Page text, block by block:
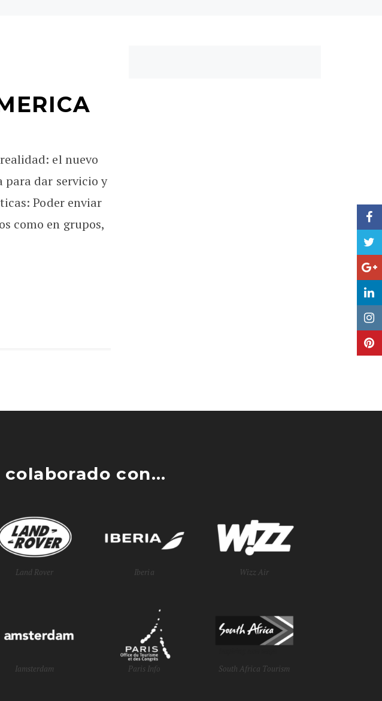
el nuevo
para dar servicio y
Poder enviar
como en grupos,
con...
Land Rover Iberia Wizz Air
Iamsterdam Paris Info South Africa Tourism